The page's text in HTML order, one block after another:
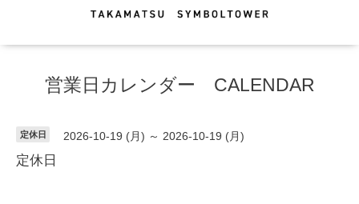
営業日カレンダー CALENDAR
定休日 2026-10-19 (月) ～ 2026-10-19 (月)
定休日